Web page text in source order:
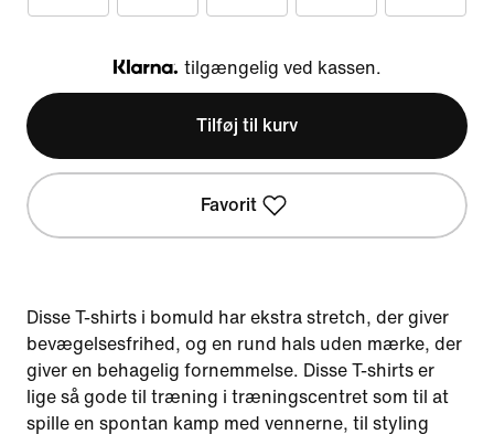
Klarna
tilgængelig ved kassen.
Tilføj til kurv
Favorit
Disse T-shirts i bomuld har ekstra stretch, der giver
bevægelsesfrihed, og en rund hals uden mærke, der
giver en behagelig fornemmelse. Disse T-shirts er
lige så gode til træning i træningscentret som til at
spille en spontan kamp med vennerne, til styling